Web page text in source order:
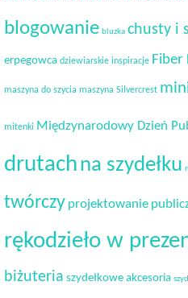
blogowanie bluzka chusty i
erpegowca dziewiarskie inspiracje Fiber
maszyna do szycia maszyna Silvercrest
mitenki Międzynarodowy Dzień
drutachna szydełku
twórczy projektowanie
rękodzieło w
biżuteria szydełkowe akcesoria